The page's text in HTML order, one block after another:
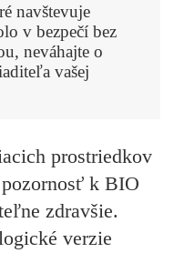
navštevuje
v bezpečí bez
neváhajte o
vašej
prostriedkov
k BIO
zdravšie.
verzie